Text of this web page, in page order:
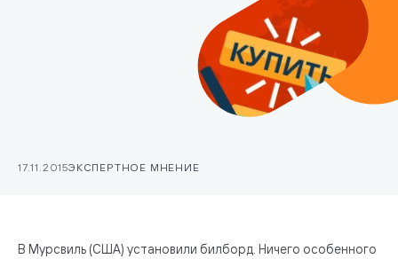
17.11.2015ЭКСПЕРТНОЕ МНЕНИЕ
В Мурсвиль (США) установили билборд. Ничего особенного